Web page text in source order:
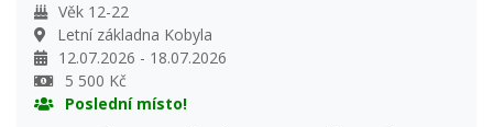
Věk 12-22
Letní základna Kobyla
12.07.2026 - 18.07.2026
5 500 Kč
Poslední místo!